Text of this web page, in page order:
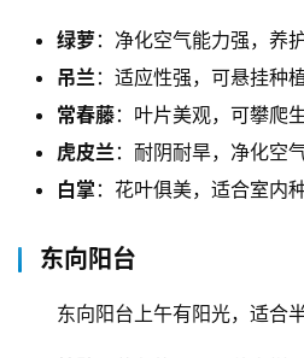
绿萝：净化空气能力强，养
吊兰：适应性强，可悬挂种
常春藤：叶片美观，可攀爬
虎皮兰：耐阴耐旱，净化空
白掌 ：花叶俱美，适合室内
东向阳台
东向阳台上午有阳光，适合